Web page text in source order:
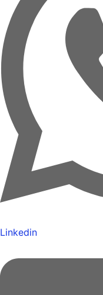
Linkedin